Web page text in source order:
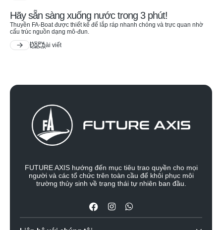
Hãy sẵn sàng xuống nước trong 3 phút!
Thuyền FA-Boat được thiết kế để lắp ráp nhanh chóng và trực quan nhờ
cấu trúc nguồn dạng mô-đun.
Đọc bài viết
FUTURE AXIS hướng đến mục tiêu trao quyền cho mọi
người và các tổ chức trên toàn cầu để khôi phục môi
trường thủy sinh về trạng thái tự nhiên ban đầu.